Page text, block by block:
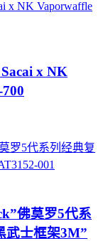
Sacai x NK
佛莫罗5代系
武士框架3M”